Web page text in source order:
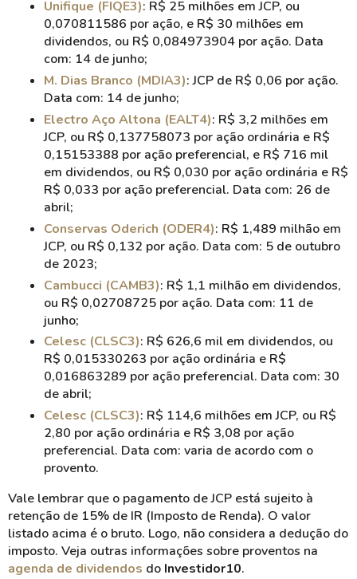
Unifique (FIQE3): R$ 25 milhões em JCP, ou
0,070811586 por ação, e R$ 30 milhões em
dividendos, ou R$ 0,084973904 por ação. Data
com: 14 de junho;
M. Dias Branco (MDIA3): JCP de R$ 0,06 por ação.
Data com: 14 de junho;
Electro Aço Altona (EALT4): R$ 3,2 milhões em
JCP, ou R$ 0,137758073 por ação ordinária e R$
0,15153388 por ação preferencial, e R$ 716 mil
em dividendos, ou R$ 0,030 por ação ordinária e R$
R$ 0,033 por ação preferencial. Data com: 26 de
abril;
Conservas Oderich (ODER4): R$ 1,489 milhão em
JCP, ou R$ 0,132 por ação. Data com: 5 de outubro
de 2023;
Cambucci (CAMB3): R$ 1,1 milhão em dividendos,
ou R$ 0,02708725 por ação. Data com: 11 de
junho;
Celesc (CLSC3): R$ 626,6 mil em dividendos, ou
R$ 0,015330263 por ação ordinária e R$
0,016863289 por ação preferencial. Data com: 30
de abril;
Celesc (CLSC3): R$ 114,6 milhões em JCP, ou R$
2,80 por ação ordinária e R$ 3,08 por ação
preferencial. Data com: varia de acordo com o
provento.
Vale lembrar que o pagamento de JCP está sujeito à
retenção de 15% de IR (Imposto de Renda). O valor
listado acima é o bruto. Logo, não considera a dedução do
imposto. Veja outras informações sobre proventos na
agenda de dividendos do Investidor10.